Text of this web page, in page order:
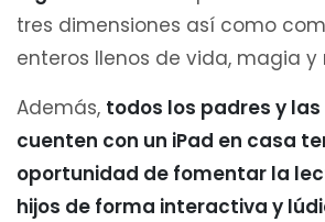
tres dimensiones así como
enteros llenos de vida, magia y
Además, todos los padres y
cuenten con un iPad en casa
oportunidad de fomentar la
hijos de forma interactiva y